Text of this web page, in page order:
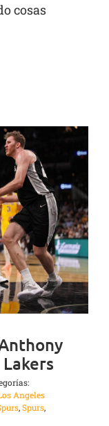
cosas
Angeles
,Spurs,